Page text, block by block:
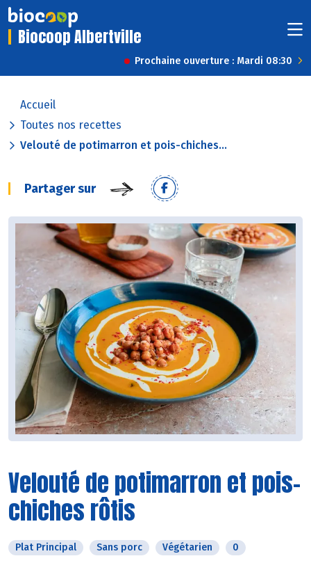
Biocoop Albertville
Prochaine ouverture : Mardi 08:30
Accueil
Toutes nos recettes
Velouté de potimarron et pois-chiches...
Partager sur
Velouté de potimarron et pois-
chiches rôtis
Plat Principal Sans porc Végétarien 0